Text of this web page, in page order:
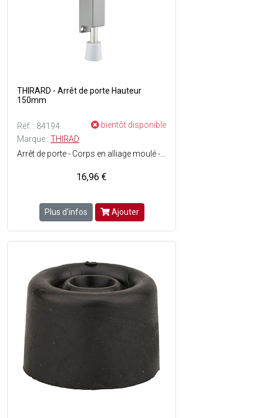
THIRARD - Arrêt de porte Hauteur
150mm
Réf. : 84194
bientôt disponible
Marque : THIRAD
16,96 €
Plus d'infos Ajouter